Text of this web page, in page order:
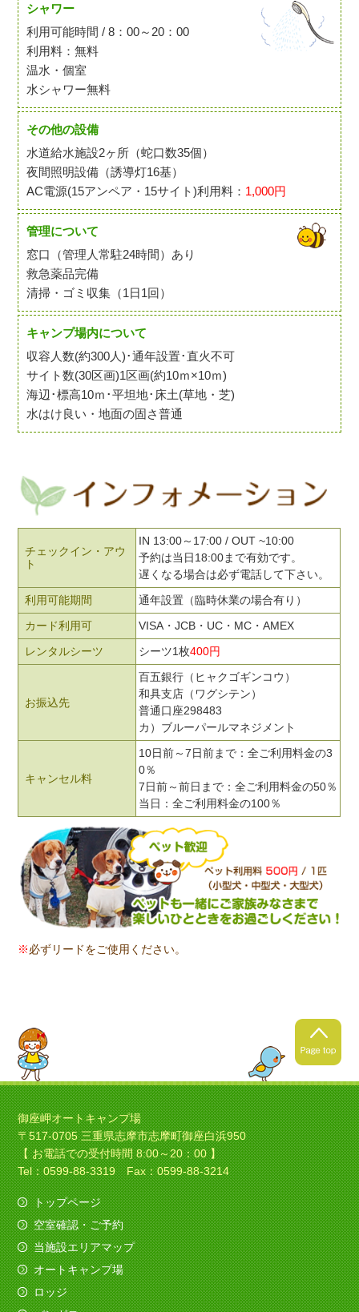
シャワー
利用可能時間 / 8：00～20：00
利用料：無料
温水・個室
水シャワー無料
その他の設備
水道給水施設2ヶ所（蛇口数35個）
夜間照明設備（誘導灯16基）
AC電源(15アンペア・15サイト)利用料： 1,000円
管理について
窓口（管理人常駐24時間）あり
救急薬品完備
清掃・ゴミ収集（1日1回）
キャンプ場内について
収容人数(約300人)･通年設置･直火不可
サイト数(30区画)1区画(約10ｍ×10ｍ)
海辺･標高10ｍ･平坦地･床土(草地・芝)
水はけ良い・地面の固さ普通
チェックイン・アウ
ト
IN 13:00～17:00 / OUT ~10:00
予約は当日18:00まで有効です。
遅くなる場合は必ず電話して下さい。
利用可能期間
通年設置（臨時休業の場合有り）
カード利用可
VISA・JCB・UC・MC・AMEX
レンタルシーツ
シーツ1枚400円
お振込先
百五銀行（ヒャクゴギンコウ）
和具支店（ワグシテン）
普通口座298483
カ）ブルーパールマネジメント
キャンセル料
10日前～7日前まで：全ご利用料金の3
0％
7日前～前日まで：全ご利用料金の50％
当日：全ご利用料金の100％
※必ずリードをご使用ください。
御座岬オートキャンプ場
〒517-0705 三重県志摩市志摩町御座白浜950
【 お電話での受付時間 8:00～20：00 】
Tel：0599-88-3319 Fax：0599-88-3214
トップページ
空室確認・ご予約
当施設エリアマップ
オートキャンプ場
ロッジ